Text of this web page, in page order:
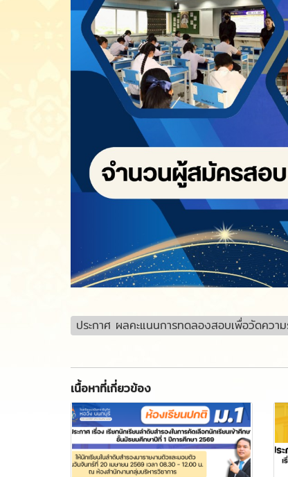
ประกาศ ผลคะแนนการทดลองสอบเพื่อวัดคว
เนื้อหาที่เกี่ยวข้อง